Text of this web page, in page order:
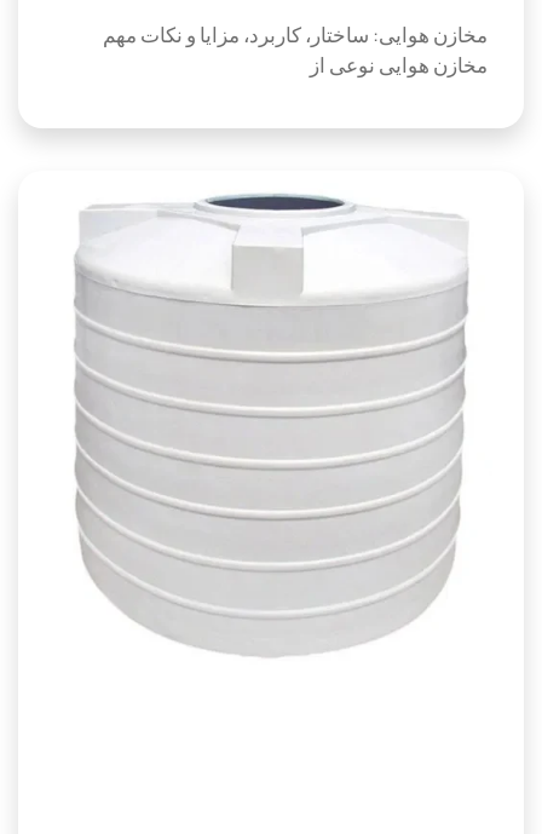
مخازن هوایی: ساختار، کاربرد، مزایا و نکات مهم
مخازن هوایی نوعی از